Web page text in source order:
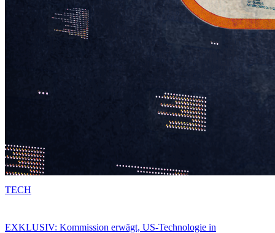
EXKLUSIV: Kommission erwägt, US-Technologie in
TECH